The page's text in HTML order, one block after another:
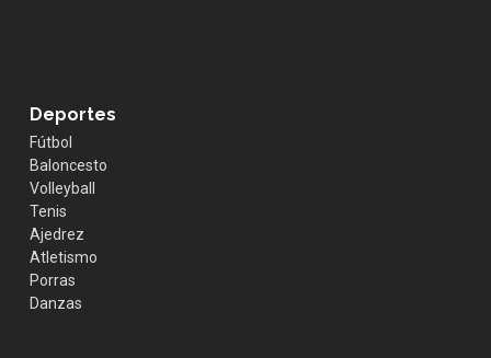
Deportes
Fútbol
Baloncesto
Volleyball
Tenis
Ajedrez
Atletismo
Porras
Danzas